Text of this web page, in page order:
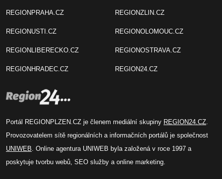
REGIONPRAHA.CZ
REGIONUSTI.CZ
REGIONLIBERECKO.CZ
REGIONHRADEC.CZ
REGIONZLIN.CZ
REGIONOLOMOUC.CZ
REGIONOSTRAVA.CZ
REGION24.CZ
Portál REGIONPLZEN.CZ je členem mediální skupiny REGION24.CZ.
Provozovatelem sítě regionálních a informačních portálů je společnost
UNIWEB. Online agentura UNIWEB byla založená v roce 1997 a
poskytuje tvorbu webů, SEO služby a online marketing.